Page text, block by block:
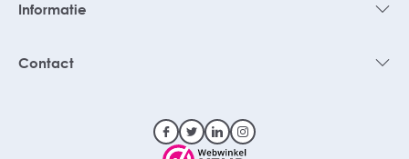
Informatie
Contact